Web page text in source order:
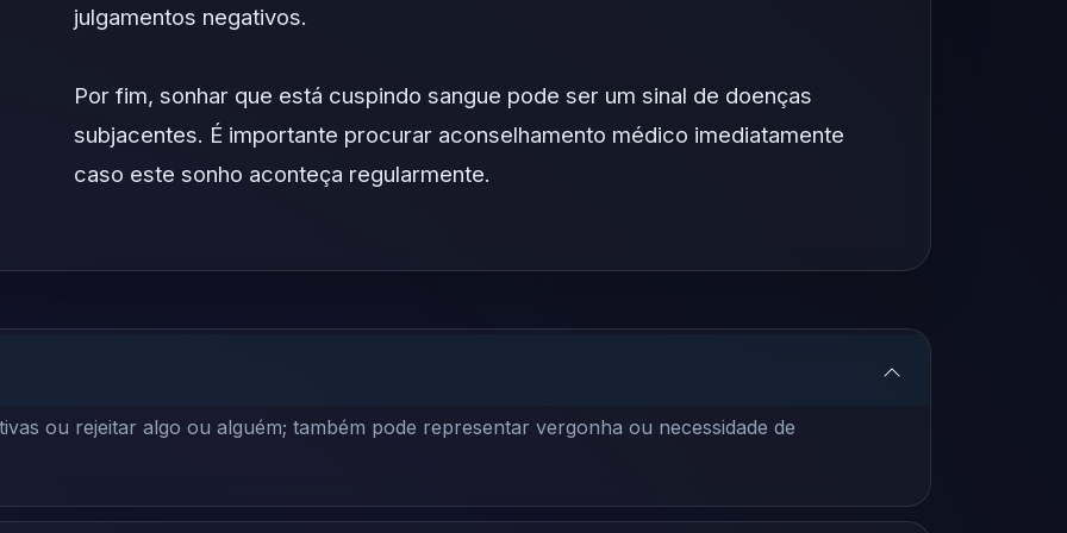
julgamentos negativos.
Por fim, sonhar que está cuspindo sangue pode ser um sinal de doenças
subjacentes. É importante procurar aconselhamento médico imediatamente
caso este sonho aconteça regularmente.
ou rejeitar algo ou alguém; também pode representar vergonha ou necessidade de